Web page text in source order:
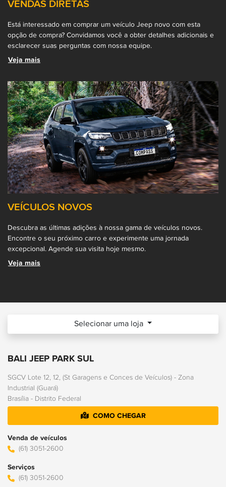
VENDAS DIRETAS
Está interessado em comprar um veículo Jeep novo com esta
opção de compra? Convidamos você a obter detalhes adicionais e
esclarecer suas perguntas com nossa equipe.
Veja mais
VEÍCULOS NOVOS
Descubra as últimas adições à nossa gama de veículos novos.
Encontre o seu próximo carro e experimente uma jornada
excepcional. Agende sua visita hoje mesmo.
Veja mais
Selecionar uma loja
BALI JEEP PARK SUL
SGCV Lote 12, 12, (St Garagens e Conces de Veículos) - Zona
Industrial (Guará)
Brasília - Distrito Federal
COMO CHEGAR
Venda de veículos
(61) 3051-2600
Serviços
(61) 3051-2600